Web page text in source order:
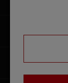
Über uns